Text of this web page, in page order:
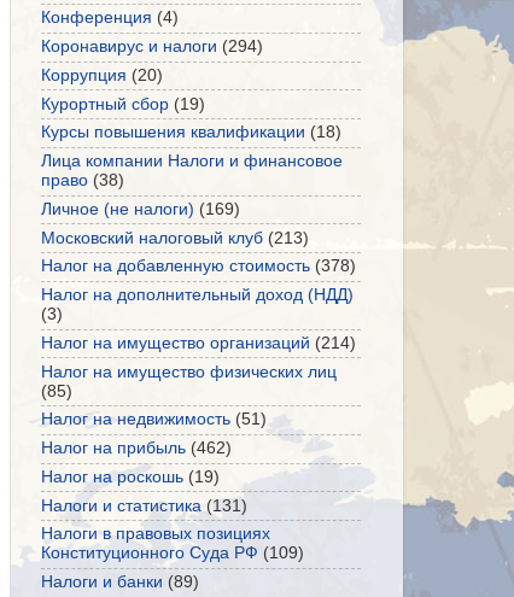
Конференция (4)
Коронавирус и налоги (294)
Коррупция (20)
Курортный сбор (19)
Курсы повышения квалификации (18)
Лица компании Налоги и финансовое
право (38)
Личное (не налоги) (169)
Московский налоговый клуб (213)
Налог на добавленную стоимость (378)
Налог на дополнительный доход (НДД)
(3)
Налог на имущество организаций (214)
Налог на имущество физических лиц
(85)
Налог на недвижимость (51)
Налог на прибыль (462)
Налог на роскошь (19)
Налоги и статистика (131)
Налоги в правовых позициях
Конституционного Суда РФ (109)
Налоги и банки (89)